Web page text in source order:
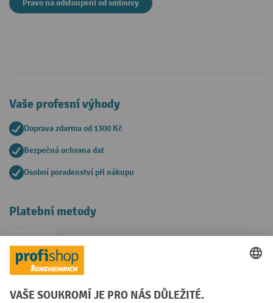
Pravo na odstoupeni od smlouvy
Vaše profesní výhody
Doprava zdarma od 1300 Kč
Bezpečná ochrana dat
Osobní poradenství při nákupu
Platební metody
Faktura
Sociální sítě